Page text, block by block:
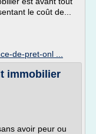
le coût de...
de-pret-onl ...
immobilier
avoir peur ou